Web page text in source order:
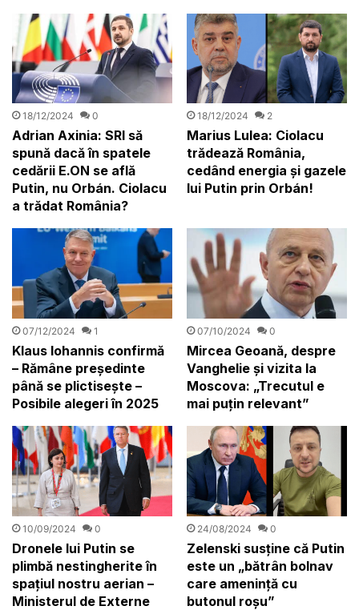
18/12/2024 0
Adrian Axinia: SRI să
spună dacă în spatele
cedării E.ON se află
Putin, nu Orbán. Ciolacu
a trădat România?
18/12/2024 2
Marius Lulea: Ciolacu
trădează România,
cedând energia și gazele
lui Putin prin Orbán!
07/12/2024 1
Klaus Iohannis confirmă
– Rămâne președinte
până se plictisește –
Posibile alegeri în 2025
07/10/2024 0
Mircea Geoană, despre
Vanghelie și vizita la
Moscova: „Trecutul e
mai puțin relevant”
10/09/2024 0
Dronele lui Putin se
plimbă nestingherite în
spațiul nostru aerian –
Ministerul de Externe
24/08/2024 0
Zelenski susține că Putin
este un „bătrân bolnav
care ameninţă cu
butonul roşu”